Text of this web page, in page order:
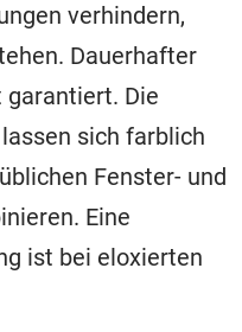
verhindern,
Dauerhafter
Die
sich farblich
Fenster- und
Eine
ist bei eloxierten